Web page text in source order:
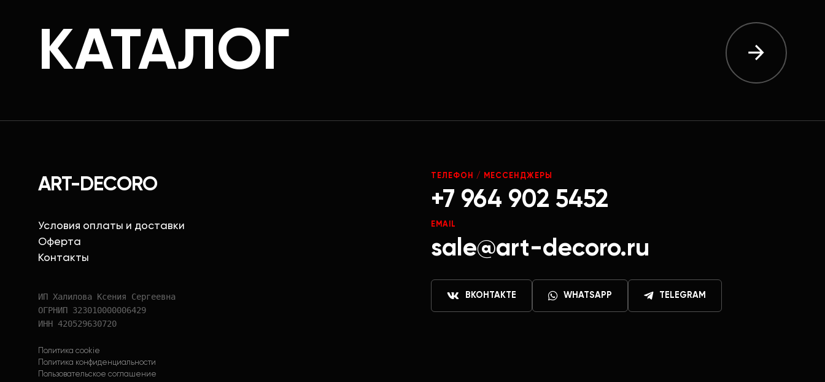
КАТАЛОГ
ART-DECORO
Условия оплаты и доставки
Оферта
Контакты
ИП Халилова Ксения Сергеевна
ОГРНИП 323010000006429
ИНН 420529630720
Политика cookie
Политика конфиденциальности
Пользовательское соглашение
ТЕЛЕФОН / МЕССЕНДЖЕРЫ
+7 964 902 5452
EMAIL
sale@art-decoro.ru
ВКОНТАКТЕ WHATSAPP TELEGRAM